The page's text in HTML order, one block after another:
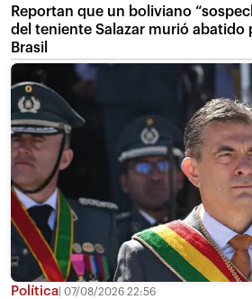
Reportan que un boliviano
del teniente Salazar murió abatido
Brasil
Política 07/08/2026 22:56